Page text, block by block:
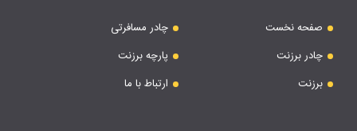
صفحه نخست
چادر مسافرتی
چادر برزنت
پارچه برزنت
برزنت
ارتباط با ما